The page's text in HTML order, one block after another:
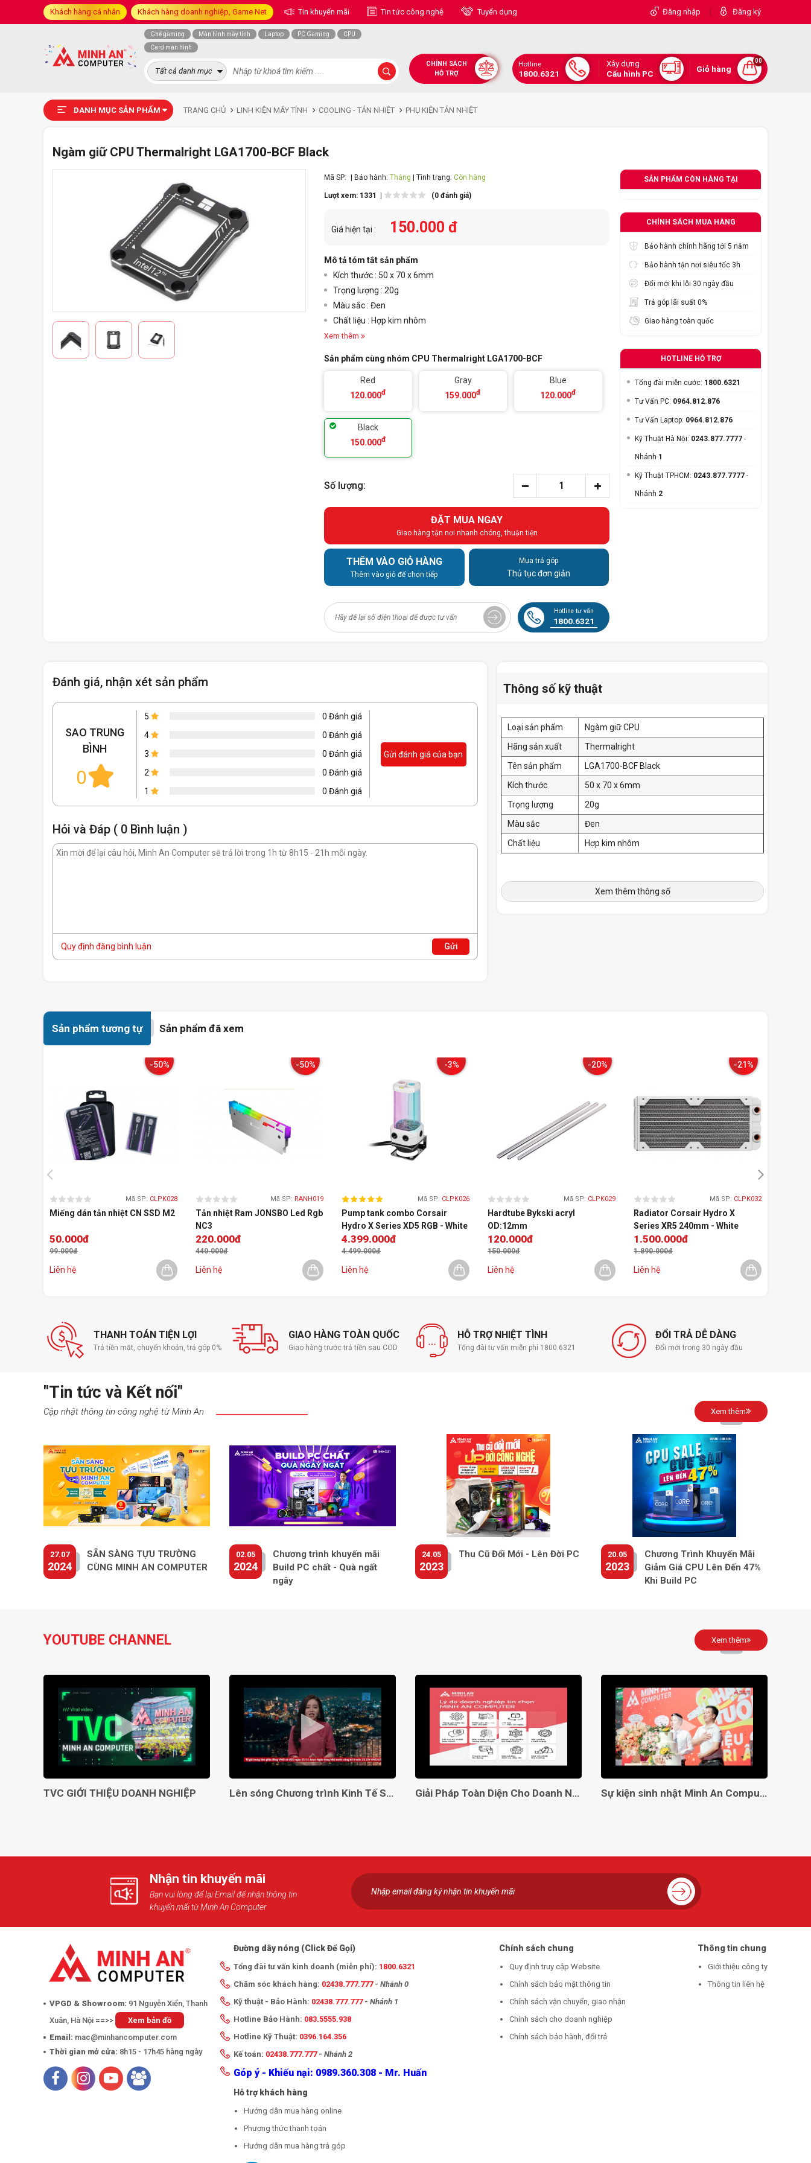
Khách hàng cá nhân Khách hàng doanh nghiệp, Game Net Tin khuyến mãi Tin tức công nghệ Tuyển dụng Đăng nhập | Đăng ký
Ghế gaming Màn hình máy tính Laptop PC Gaming
CPU
Card màn hình
Tất cả danh mục
CHÍNH SÁCH
HỖ TRỢ
Hotline
1800.6321
Xây dựng
Cấu hình PC
Giỏ hàng
00
DANH MỤC SẢN PHẨM TRANG CHỦ LINH KIỆN MÁY TÍNH COOLING - TẢN NHIỆT PHỤ KIỆN TẢN NHIỆT
Ngàm giữ CPU Thermalright LGA1700-BCF Black
Mã SP: | Bảo hành: Tháng | Tình trạng: Còn hàng
Lượt xem: 1331 | (0 đánh giá)
Giá hiện tại : 150.000 đ
Mô tả tóm tắt sản phẩm
Kích thước : 50 x 70 x 6mm
Trọng lượng : 20g
Màu sắc : Đen
Chất liệu : Hợp kim nhôm
Xem thêm
Sản phẩm cùng nhóm CPU Thermalright LGA1700-BCF
Red
120.000đ
Gray
159.000đ
Blue
120.000đ
Black
150.000đ
Số lượng:
ĐẶT MUA NGAY
Giao hàng tận nơi nhanh chóng, thuận tiện
THÊM VÀO GIỎ HÀNG
Thêm vào giỏ để chọn tiếp
Mua trả góp
Thủ tục đơn giản
Hotline tư vấn
1800.6321
SẢN PHẨM CÒN HÀNG TẠI
CHÍNH SÁCH MUA HÀNG
Bảo hành chính hãng tới 5 năm
Bảo hành tận nơi siêu tốc 3h
Đổi mới khi lỗi 30 ngày đầu
Trả góp lãi suất 0%
Giao hàng toàn quốc
HOTLINE HỖ TRỢ
Tổng đài miễn cước: 1800.6321
Tư Vấn PC: 0964.812.876
Tư Vấn Laptop: 0964.812.876
Kỹ Thuật Hà Nội: 0243.877.7777 -
Nhánh 1
Kỹ Thuật TPHCM: 0243.877.7777 -
Nhánh 2
Đánh giá, nhận xét sản phẩm
SAO TRUNG
BÌNH
0
5
0 Đánh giá
4
0 Đánh giá
3
0 Đánh giá
2
0 Đánh giá
1
0 Đánh giá
Gửi đánh giá của bạn
Hỏi và Đáp ( 0 Bình luận )
Quy định đăng bình luận Gửi
Thông số kỹ thuật
Loại sản phẩm
Ngàm giữ CPU
Hãng sản xuất
Thermalright
Tên sản phẩm
LGA1700-BCF Black
Kích thước
50 x 70 x 6mm
Trọng lượng
20g
Màu sắc
Đen
Chất liệu
Hợp kim nhôm
Xem thêm thông số
Sản phẩm tương tự Sản phẩm đã xem
-50%
Mã SP: CLPK028
Miếng dán tản nhiệt CN SSD M2
50.000đ
99.000đ
Liên hệ
-50%
Mã SP: RANH019
Tản nhiệt Ram JONSBO Led Rgb
NC3
220.000đ
440.000đ
Liên hệ
-3%
Mã SP: CLPK026
Pump tank combo Corsair
Hydro X Series XD5 RGB - White
4.399.000đ
4.499.000đ
Liên hệ
-20%
Mã SP: CLPK029
Hardtube Bykski acryl
OD:12mm
120.000đ
150.000đ
Liên hệ
-21%
Mã SP: CLPK032
Radiator Corsair Hydro X
Series XR5 240mm - White
1.500.000đ
1.890.000đ
Liên hệ
THANH TOÁN TIỆN LỢI
Trả tiền mặt, chuyển khoản, trả góp 0%
GIAO HÀNG TOÀN QUỐC
Giao hàng trước trả tiền sau COD
HỖ TRỢ NHIỆT TÌNH
Tổng đài tư vấn miễn phí 1800.6321
ĐỔI TRẢ DỄ DÀNG
Đổi mới trong 30 ngày đầu
"Tin tức và Kết nối"
Cập nhật thông tin công nghệ từ Minh An Xem thêm
27.07
2024
SẴN SÀNG TỰU TRƯỜNG
CÙNG MINH AN COMPUTER
02.05
2024
Chương trình khuyến mãi
Build PC chất - Quà ngất
ngây
24.05
2023
Thu Cũ Đổi Mới - Lên Đời PC 20.05
2023
Chương Trình Khuyến Mãi
Giảm Giá CPU Lên Đến 47%
Khi Build PC
YOUTUBE CHANNEL Xem thêm
TVC GIỚI THIỆU DOANH NGHIỆP Lên sóng Chương trình Kinh Tế Số VTC2 Giải Pháp Toàn Diện Cho Doanh Nghiệp Với Minh An Computer! Sự kiện sinh nhật Minh An Computer 8 tuổi
Nhận tin khuyến mãi
Bạn vui lòng để lại Email để nhận thông tin
khuyến mãi từ Minh An Computer
VPGD & Showroom: 91 Nguyễn Xiển, Thanh
Xuân, Hà Nội ==>>
Xem bản đồ
Email: mac@minhancomputer.com
Thời gian mở cửa: 8h15 - 17h45 hàng ngày
Đường dây nóng (Click Để Gọi)
Tổng đài tư vấn kinh doanh (miễn phí): 1800.6321
Chăm sóc khách hàng: 02438.777.777- Nhánh 0
Kỹ thuật - Bảo Hành: 02438.777.777- Nhánh 1
Hotline Bảo Hành: 083.5555.938
Hotline Kỹ Thuật: 0396.164.356
Kế toán: 02438.777.777- Nhánh 2
Góp ý - Khiếu nại: 0989.360.308 - Mr. Huấn
Chính sách chung
Quy định truy cập Website
Chính sách bảo mật thông tin
Chính sách vận chuyển, giao nhận
Chính sách cho doanh nghiệp
Chính sách bảo hành, đổi trả
Thông tin chung
Giới thiệu công ty
Thông tin liên hệ
Hỗ trợ khách hàng
Hướng dẫn mua hàng online
Phương thức thanh toán
Hướng dẫn mua hàng trả góp